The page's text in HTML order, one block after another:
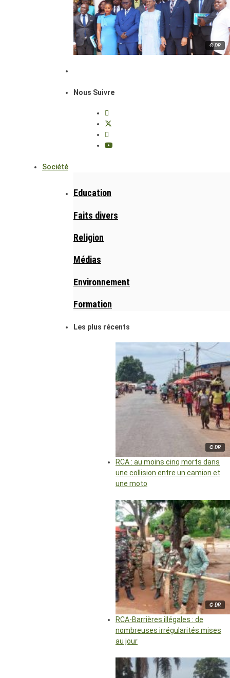
© DR
Nous Suivre
Société
Education
Faits divers
Religion
Médias
Environnement
Formation
Les plus récents
© DR
RCA : au moins cinq morts dans
une collision entre un camion et
une moto
© DR
RCA-Barrières illégales : de
nombreuses irrégularités mises
au jour